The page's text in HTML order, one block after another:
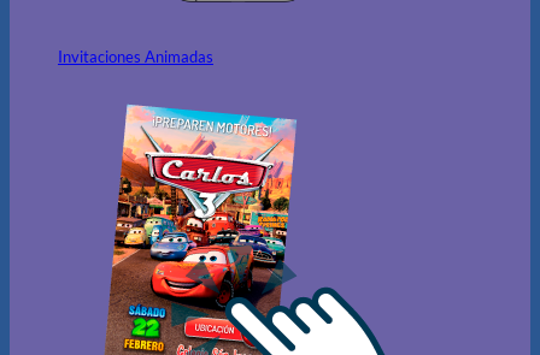
Invitaciones Animadas